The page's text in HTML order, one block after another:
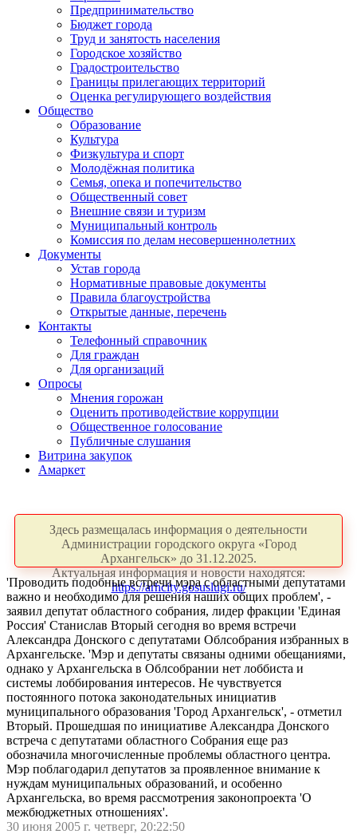
Предпринимательство
Бюджет города
Труд и занятость населения
Городское хозяйство
Градостроительство
Границы прилегающих территорий
Оценка регулирующего воздействия
Общество
Образование
Культура
Физкультура и спорт
Молодёжная политика
Семья, опека и попечительство
Общественный совет
Внешние связи и туризм
Муниципальный контроль
Комиссия по делам несовершеннолетних
Документы
Устав города
Нормативные правовые документы
Правила благоустройства
Открытые данные, перечень
Контакты
Телефонный справочник
Для граждан
Для организаций
Опросы
Мнения горожан
Оценить противодействие коррупции
Общественное голосование
Публичные слушания
Витрина закупок
Амаркет
Здесь размещалась информация о деятельности
Администрации городского округа «Город
Архангельск» до 31.12.2025.
Актуальная информация и новости находятся:
https://arhcity.gosuslugi.ru/
'Проводить подобные встречи мэра с областными депутатами
важно и необходимо для решения наших общих проблем', -
заявил депутат областного собрания, лидер фракции 'Единая
Россия' Станислав Вторый сегодня во время встречи
Александра Донского с депутатами Облсобрания избранных в
Архангельске. 'Мэр и депутаты связаны одними обещаниями,
однако у Архангельска в Облсобрании нет лоббиста и
системы лоббирования интересов. Не чувствуется
постоянного потока законодательных инициатив
муниципального образования 'Город Архангельск', - отметил
Вторый. Прошедшая по инициативе Александра Донского
встреча с депутатами областного Собрания еще раз
обозначила многочисленные проблемы областного центра.
Мэр поблагодарил депутатов за проявленное внимание к
нуждам муниципальных образований, и особенно
Архангельска, во время рассмотрения законопроекта 'О
межбюджетных отношениях'.
30 июня 2005 г. четверг, 20:22:50